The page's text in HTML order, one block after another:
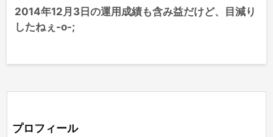
2014年12月3日の運用成績も含み益だけど、目減り
したねぇ-o-;
プロフィール